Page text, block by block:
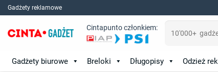
Skip
to
content
Gadżety reklamowe
Cintapunto członkiem:
Gadżety biurowe Breloki Długopisy Odzież